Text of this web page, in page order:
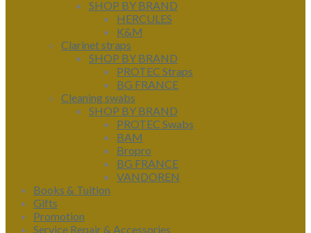
SHOP BY BRAND
HERCULES
K&M
Clarinet straps
SHOP BY BRAND
PROTEC Straps
BG FRANCE
Cleaning swabs
SHOP BY BRAND
PROTEC Swabs
BAM
Bropro
BG FRANCE
VANDOREN
Books & Tuition
Gifts
Promotion
Service Repair & Accessories